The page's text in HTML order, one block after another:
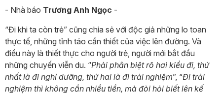
- Nhà báo Trương Anh Ngọc -
“Đi khi ta còn trẻ” cũng chia sẻ với độc giả những lo toan
thực tế, những tỉnh táo cần thiết của việc lên đường. Và
điều này là thiết thực cho người trẻ, người mới bắt đầu
những chuyến viễn du. “Phải phân biệt rõ hai kiểu đi, thứ
nhất là đi nghỉ dưỡng, thứ hai là đi trải nghiệm”, “Đi trải
nghiệm thì không cần nhiều tiền, mà đòi hỏi biết lên kế